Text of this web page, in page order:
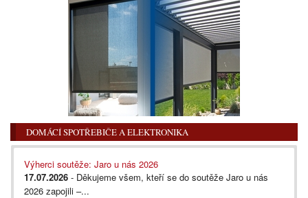
DOMÁCÍ SPOTŘEBIČE A ELEKTRONIKA
Výherci soutěže: Jaro u nás 2026
17.07.2026 - Děkujeme všem, kteří se do soutěže Jaro u nás
2026 zapojili –...